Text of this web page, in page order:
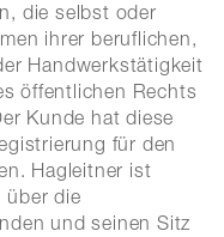
die selbst oder
ihrer beruflichen,
Handwerkstätigkeit
öffentlichen Rechts
Kunde hat diese
für den
Hagleitner ist
über die
und seinen Sitz